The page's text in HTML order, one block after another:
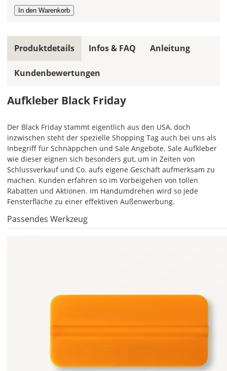
Hier
Farbe
Deines
Aufklebers
Bei
Aufklebern
kannst
Du
die
Farben
frei
kombinieren.
Wählst
Du
in
allen
mehrfarbiger
Produktdetails
Aufkleber Black Friday
Passendes Werkzeug
Der Black Friday stammt eigentlich aus den USA, doch
inzwischen steht der spezielle Shopping Tag auch bei uns als
Inbegriff für Schnäppchen und Sale Angebote. Sale Aufkleber
wie dieser eignen sich besonders gut, um in Zeiten von
Schlussverkauf und Co. aufs eigene Geschäft aufmerksam zu
machen. Kunden erfahren so im Vorbeigehen von tollen
Rabatten und Aktionen. Im Handumdrehen wird so jede
Fensterfläche zu einer effektiven Außenwerbung.
Infos & FAQ Anleitung
Kundenbewertungen